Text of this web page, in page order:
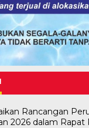
Rancangan
2026 dalam Rapat